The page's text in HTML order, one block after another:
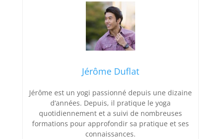
Jérôme Duflat
Jérôme est un yogi passionné depuis une dizaine
d’années. Depuis, il pratique le yoga
quotidiennement et a suivi de nombreuses
formations pour approfondir sa pratique et ses
connaissances.